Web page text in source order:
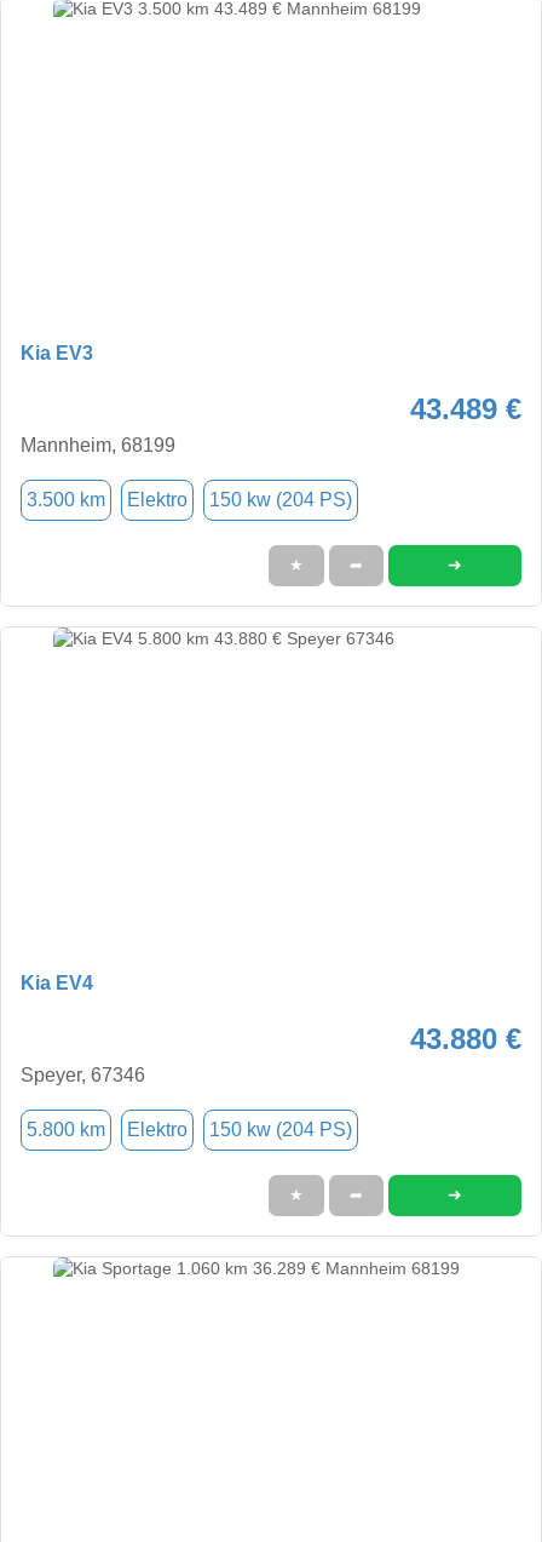
Kia EV3
43.489 €
Mannheim, 68199
3.500 km Elektro 150 kw (204 PS)
★ ➦ ➜
Kia EV4
43.880 €
Speyer, 67346
5.800 km Elektro 150 kw (204 PS)
★ ➦ ➜